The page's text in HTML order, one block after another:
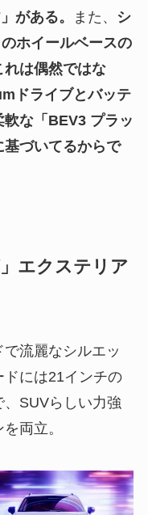
がある。
また、
シ
ホイールベースの
は偶然ではな
ドライブとバッテ
な「BEV3 プラッ
基づいてるからで
エクステリア
流麗なシルエッ
ドには21インチの
SUVらしい力強
両立。